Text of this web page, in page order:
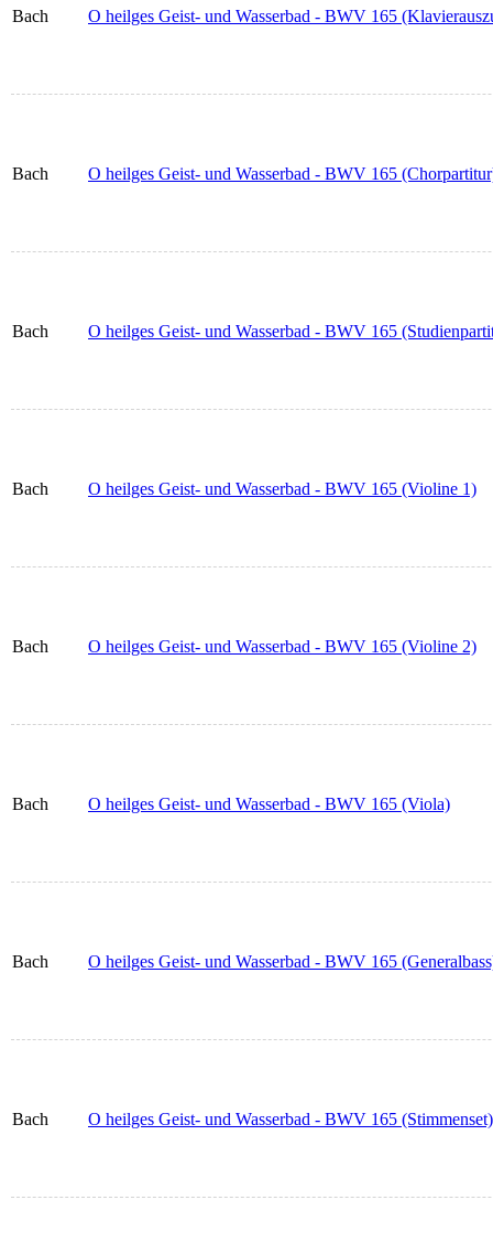
Bach O heilges Geist- und Wasserbad - BWV 165
Bach O heilges Geist- und Wasserbad - BWV 165
Bach O heilges Geist- und Wasserbad - BWV 165
Bach O heilges Geist- und Wasserbad - BWV 165 (Violine 1)
Bach O heilges Geist- und Wasserbad - BWV 165 (Violine 2)
Bach O heilges Geist- und Wasserbad - BWV 165 (Viola)
Bach O heilges Geist- und Wasserbad - BWV 165
Bach O heilges Geist- und Wasserbad - BWV 165 (Stimmenset)